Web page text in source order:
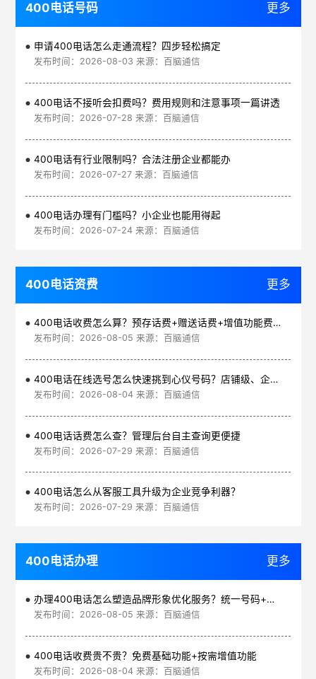
400电话号码 更多
申请400电话怎么走通流程？四步轻松搞定
发布时间：2026-08-03 来源：百脑通信
400电话不接听会扣费吗？费用规则和注意事项一篇讲透
发布时间：2026-07-28 来源：百脑通信
400电话有行业限制吗？合法注册企业都能办
发布时间：2026-07-27 来源：百脑通信
400电话办理有门槛吗？小企业也能用得起
发布时间：2026-07-24 来源：百脑通信
400电话资费 更多
400电话收费怎么算？预存话费+赠送话费+增值功能费透明实惠
发布时间：2026-08-05 来源：百脑通信
400电话在线选号怎么快速挑到心仪号码？店铺级、企业级、集团级一次看清
发布时间：2026-08-04 来源：百脑通信
400电话话费怎么查？管理后台自主查询更便捷
发布时间：2026-07-29 来源：百脑通信
400电话怎么从客服工具升级为企业竞争利器？
发布时间：2026-07-29 来源：百脑通信
400电话办理 更多
办理400电话怎么塑造品牌形象优化服务？统一号码+智能管理平台
发布时间：2026-08-05 来源：百脑通信
400电话收费贵不贵？免费基础功能+按需增值功能
发布时间：2026-08-04 来源：百脑通信